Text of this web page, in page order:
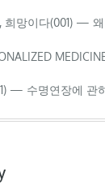
이…
희망이다(001) —
— 수명연장에 관